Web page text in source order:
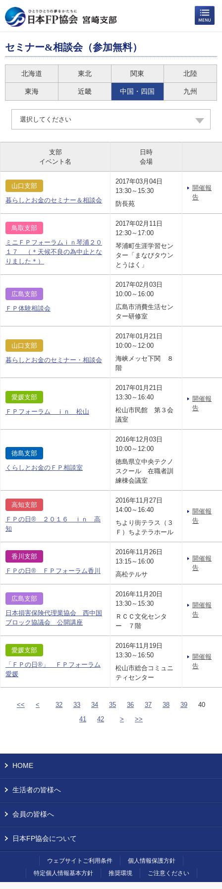
セミナー&相談会（参加無料）
北海道 東北 関東 北陸
東海 近畿 中国・四国 九州
選択してください
支部
イベント名
日時
会場
山口支部
暮らしとお金のセミナー＆相談会
2017年03月04日
13:30～15:30
防長苑
開催報
告
鳥取支部
ミニＦＰフォーラムｉｎ琴浦２０
１７ （＊天候不良の為中止とな
りました＊）
2017年02月11日
12:30～17:00
琴浦町生涯学習セン
ター「まなびタウン
とうはく」
広島支部
ＦＰ体験相談会
2017年02月03日
10:00～16:00
広島市消費生活セン
ター研修室
山口支部
暮らしとお金のセミナー・相談会
2017年01月21日
10:00～12:00
海峡メッセ下関 ８
階
愛媛支部
ＦＰフォーラム ｉｎ 松山
2017年01月21日
13:30～16:40
松山市民館 第３会
議室
開催報
告
徳島支部
くらしとお金のＦＰ相談室
2016年12月03日
10:00～12:00
徳島県立中央テクノ
スクール 在職者訓
練棟会議室
高知支部
ＦＰの日® ２０１６ ｉｎ 高
知
2016年11月27日
14:00～16:40
ちより街テラス（３
Ｆ）ちよテラホール
開催報
告
香川支部
ＦＰの日® ＦＰフォーラム香川
2016年11月26日
13:15～16:00
高松テルサ
開催報
告
広島支部
日本損害保険代理業協会 西中国
ブロック協議会 公開講座
2016年11月20日
13:30～15:30
ＲＣＣ文化センタ
ー ７階
開催報
告
愛媛支部
「ＦＰの日®」 ＦＰフォーラム
愛媛
2016年11月19日
13:30～16:50
松山市総合コミュニ
ティセンター
開催報
告
<< < 32 33 34 35 36 37 38 39
40
41
42 > >>
HOME
生活者の皆様へ
会員の皆様へ
日本FP協会について
ウェブサイトご利用条件
個人情報保護方針
特定個人情報基本方針
推奨環境 ご注意ください